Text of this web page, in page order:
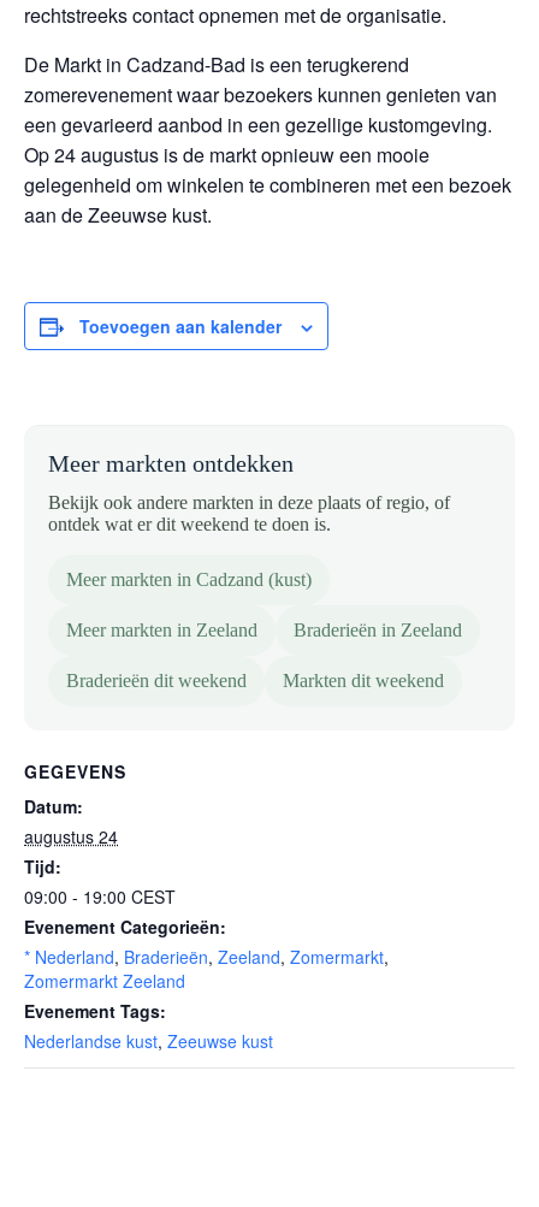
rechtstreeks contact opnemen met de organisatie.
De Markt in Cadzand-Bad is een terugkerend
zomerevenement waar bezoekers kunnen genieten van
een gevarieerd aanbod in een gezellige kustomgeving.
Op 24 augustus is de markt opnieuw een mooie
gelegenheid om winkelen te combineren met een bezoek
aan de Zeeuwse kust.
Toevoegen aan kalender
Meer markten ontdekken
Bekijk ook andere markten in deze plaats of regio, of
ontdek wat er dit weekend te doen is.
Meer markten in Cadzand (kust)
Meer markten in Zeeland Braderieën in Zeeland
Braderieën dit weekend Markten dit weekend
GEGEVENS
Datum:
augustus 24
Tijd:
09:00 - 19:00 CEST
Evenement Categorieën:
* Nederland, Braderieën, Zeeland, Zomermarkt,
Zomermarkt Zeeland
Evenement Tags:
Nederlandse kust, Zeeuwse kust